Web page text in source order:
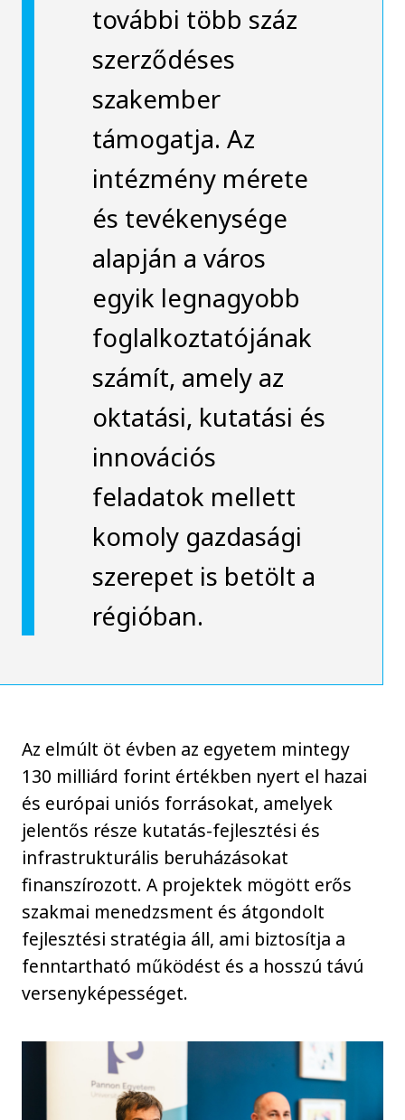
további több száz
szerződéses
szakember
támogatja. Az
intézmény mérete
és tevékenysége
alapján a város
egyik legnagyobb
foglalkoztatójának
számít, amely az
oktatási, kutatási és
innovációs
feladatok mellett
komoly gazdasági
szerepet is betölt a
régióban.
Az elmúlt öt évben az egyetem mintegy
130 milliárd forint értékben nyert el hazai
és európai uniós forrásokat, amelyek
jelentős része kutatás-fejlesztési és
infrastrukturális beruházásokat
finanszírozott. A projektek mögött erős
szakmai menedzsment és átgondolt
fejlesztési stratégia áll, ami biztosítja a
fenntartható működést és a hosszú távú
versenyképességet.